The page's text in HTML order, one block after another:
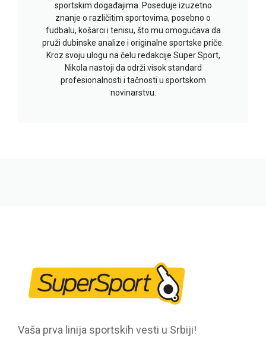
sportskim događajima. Poseduje izuzetno
znanje o različitim sportovima, posebno o
fudbalu, košarci i tenisu, što mu omogućava da
pruži dubinske analize i originalne sportske priče.
Kroz svoju ulogu na čelu redakcije Super Sport,
Nikola nastoji da održi visok standard
profesionalnosti i tačnosti u sportskom
novinarstvu.
Vaša prva linija sportskih vesti u Srbiji!